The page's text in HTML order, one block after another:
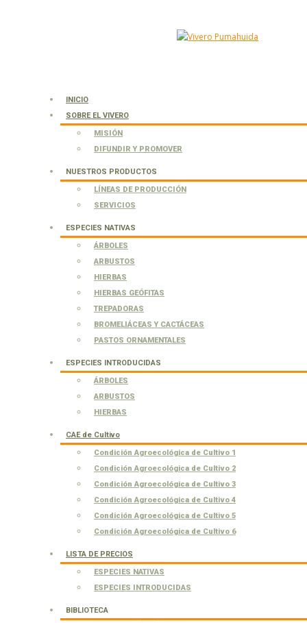
INICIO
SOBRE EL VIVERO
MISIÓN
DIFUNDIR Y PROMOVER
NUESTROS PRODUCTOS
LÍNEAS DE PRODUCCIÓN
SERVICIOS
ESPECIES NATIVAS
ÁRBOLES
ARBUSTOS
HIERBAS
HIERBAS GEÓFITAS
TREPADORAS
BROMELIÁCEAS Y CACTÁCEAS
PASTOS ORNAMENTALES
ESPECIES INTRODUCIDAS
ÁRBOLES
ARBUSTOS
HIERBAS
CAE de Cultivo
Condición Agroecológica de Cultivo 1
Condición Agroecológica de Cultivo 2
Condición Agroecológica de Cultivo 3
Condición Agroecológica de Cultivo 4
Condición Agroecológica de Cultivo 5
Condición Agroecológica de Cultivo 6
LISTA DE PRECIOS
ESPECIES NATIVAS
ESPECIES INTRODUCIDAS
BIBLIOTECA